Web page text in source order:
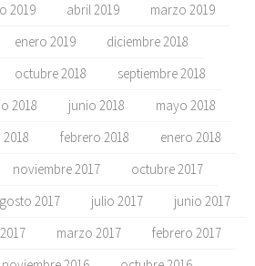
2019 abril 2019
marzo 2019
enero 2019
diciembre 2018
octubre 2018
septiembre 2018
2018 junio 2018
mayo 2018
febrero 2018
enero 2018
noviembre 2017
octubre 2017
2017 julio 2017
junio 2017
marzo 2017
febrero 2017